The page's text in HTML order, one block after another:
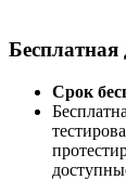
Бесплатная
Срок